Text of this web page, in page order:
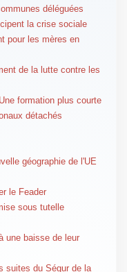
déléguées
la crise sociale
pour les mères en
de la lutte contre les
formation plus courte
détachés
géographie de l'UE
le Feader
sous tutelle
une baisse de leur
suites du Ségur de la